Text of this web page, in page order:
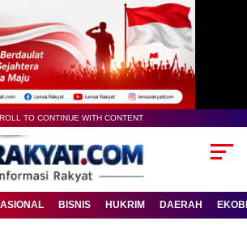
TO CONTINUE WITH CONTENT
BISNIS HUKRIM DAERAH